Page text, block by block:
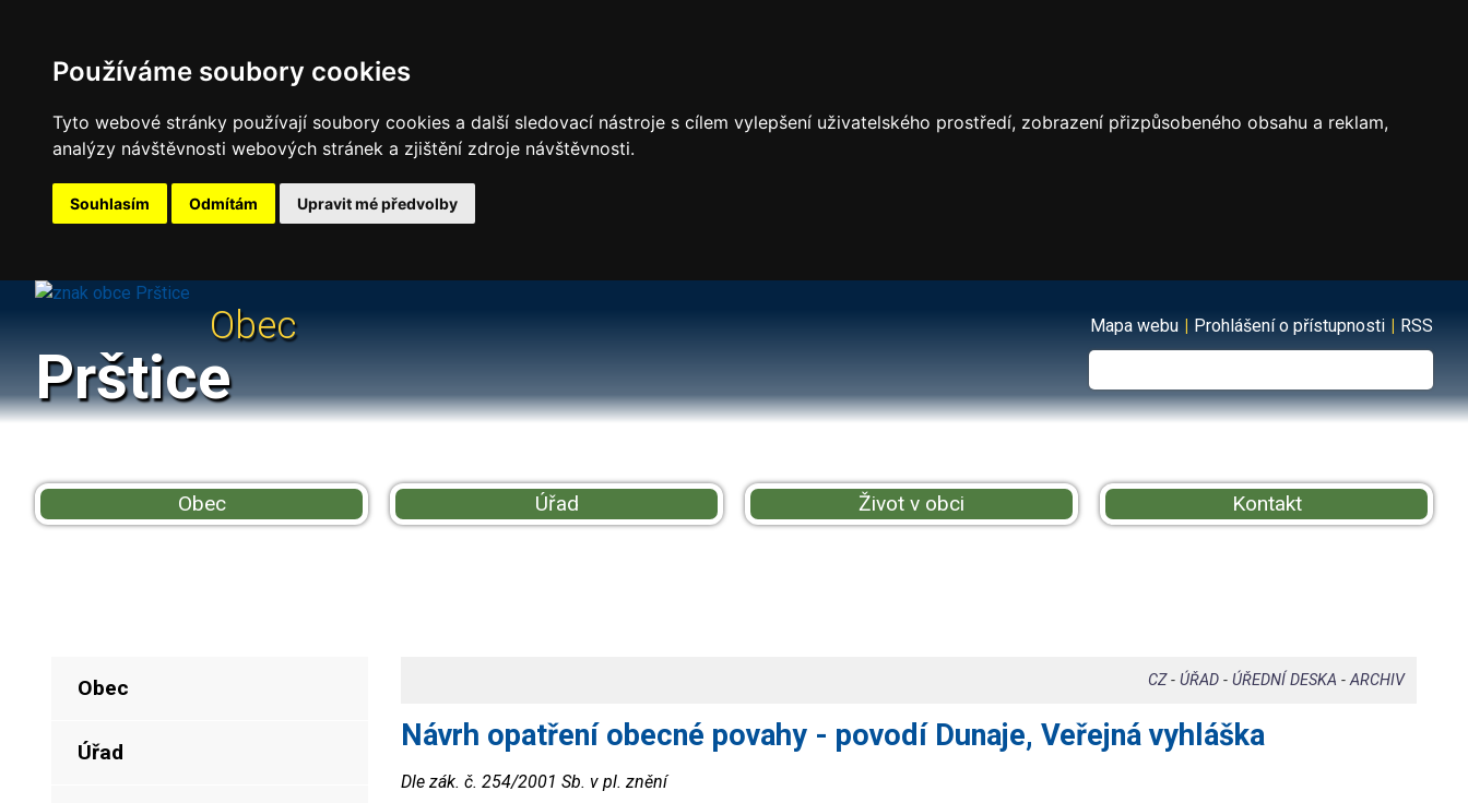
Používáme soubory cookies
Tyto webové stránky používají soubory cookies a další sledovací nástroje s cílem vylepšení uživatelského prostředí, zobrazení přizpůsobeného obsahu a reklam,
analýzy návštěvnosti webových stránek a zjištění zdroje návštěvnosti.
Souhlasím Odmítám Upravit mé předvolby
Obec
Prštice
Mapa webu | Prohlášení o přístupnosti | RSS
Obec Úřad Život v obci Kontakt
Obec
Úřad
CZ- ÚŘAD- ÚŘEDNÍ DESKA -ARCHIV
Návrh opatření obecné povahy - povodí Dunaje, Veřejná vyhláška
Dle zák. č. 254/2001 Sb. v pl. znění